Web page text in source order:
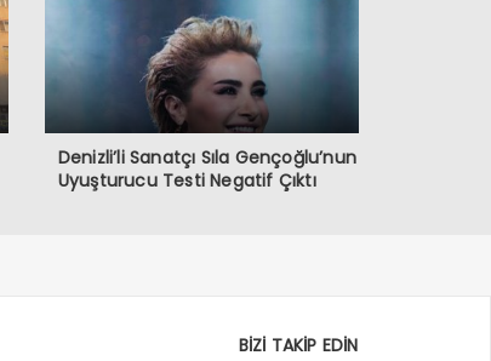
Denizli’li Sanatçı Sıla Gençoğlu’nun
Uyuşturucu Testi Negatif Çıktı
BİZİ TAKİP EDİN